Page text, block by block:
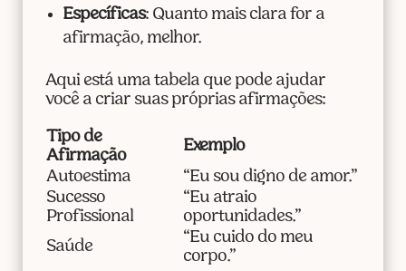
Específicas: Quanto mais clara for a
afirmação, melhor.
Aqui está uma tabela que pode ajudar
você a criar suas próprias afirmações:
Tipo de
Afirmação
Exemplo
Autoestima
“Eu sou digno de amor.”
Sucesso
Profissional
“Eu atraio
oportunidades.”
Saúde
“Eu cuido do meu
corpo.”